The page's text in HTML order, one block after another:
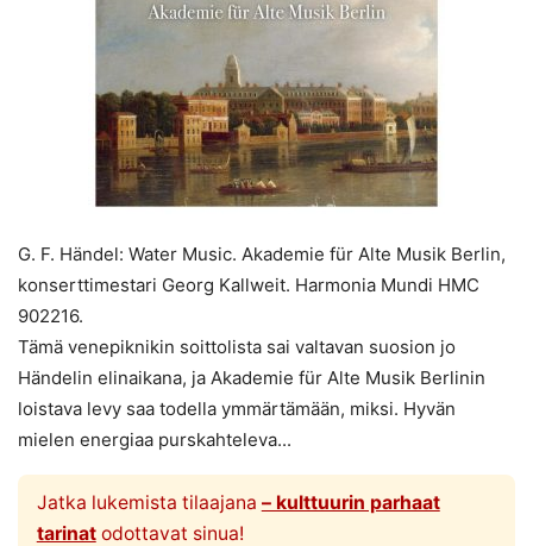
G. F. Händel: Water Music. Akademie für Alte Musik Berlin,
konserttimestari Georg Kallweit. Harmonia Mundi HMC
902216.
Tämä venepiknikin soittolista sai valtavan suosion jo
Händelin elinaikana, ja Akademie für Alte Musik Berlinin
loistava levy saa todella ymmärtämään, miksi. Hyvän
mielen energiaa purskahteleva...
Jatka lukemista tilaajana – kulttuurin parhaat
tarinatodottavat sinua!